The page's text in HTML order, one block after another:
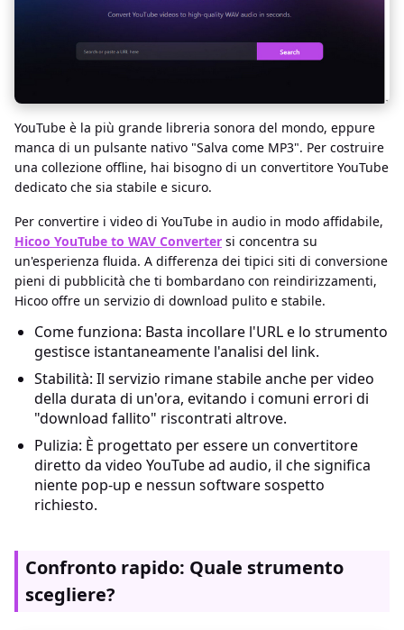
YouTube è la più grande libreria sonora del mondo, eppure
manca di un pulsante nativo "Salva come MP3". Per costruire
una collezione offline, hai bisogno di un convertitore YouTube
dedicato che sia stabile e sicuro.
Per convertire i video di YouTube in audio in modo affidabile,
Hicoo YouTube to WAV Converter si concentra su
un'esperienza fluida. A differenza dei tipici siti di conversione
pieni di pubblicità che ti bombardano con reindirizzamenti,
Hicoo offre un servizio di download pulito e stabile.
Come funziona: Basta incollare l'URL e lo strumento
gestisce istantaneamente l'analisi del link.
Stabilità: Il servizio rimane stabile anche per video
della durata di un'ora, evitando i comuni errori di
"download fallito" riscontrati altrove.
Pulizia: È progettato per essere un convertitore
diretto da video YouTube ad audio, il che significa
niente pop-up e nessun software sospetto
richiesto.
Confronto rapido: Quale strumento
scegliere?